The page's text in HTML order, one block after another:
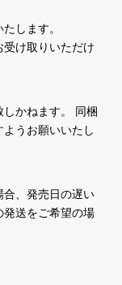
します。
受け取りいただけ
かねます。 同梱
うお願いいたし
、発売日の遅い
送をご希望の場